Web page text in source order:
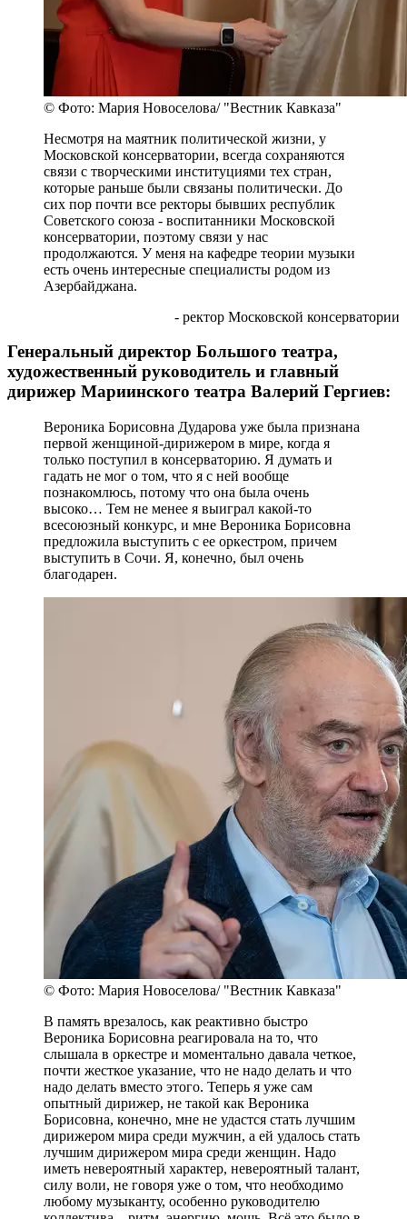
© Фото: Мария Новоселова/ "Вестник Кавказа"
Несмотря на маятник политической жизни, у
Московской консерватории, всегда сохраняются
связи с творческими институциями тех стран,
которые раньше были связаны политически. До
сих пор почти все ректоры бывших республик
Советского союза - воспитанники Московской
консерватории, поэтому связи у нас
продолжаются. У меня на кафедре теории музыки
есть очень интересные специалисты родом из
Азербайджана.
- ректор Московской консерватории
Генеральный директор Большого театра,
художественный руководитель и главный
дирижер Мариинского театра Валерий Гергиев:
Вероника Борисовна Дударова уже была признана
первой женщиной-дирижером в мире, когда я
только поступил в консерваторию. Я думать и
гадать не мог о том, что я с ней вообще
познакомлюсь, потому что она была очень
высоко… Тем не менее я выиграл какой-то
всесоюзный конкурс, и мне Вероника Борисовна
предложила выступить с ее оркестром, причем
выступить в Сочи. Я, конечно, был очень
благодарен.
© Фото: Мария Новоселова/ "Вестник Кавказа"
В память врезалось, как реактивно быстро
Вероника Борисовна реагировала на то, что
слышала в оркестре и моментально давала четкое,
почти жесткое указание, что не надо делать и что
надо делать вместо этого. Теперь я уже сам
опытный дирижер, не такой как Вероника
Борисовна, конечно, мне не удастся стать лучшим
дирижером мира среди мужчин, а ей удалось стать
лучшим дирижером мира среди женщин. Надо
иметь невероятный характер, невероятный талант,
силу воли, не говоря уже о том, что необходимо
любому музыканту, особенно руководителю